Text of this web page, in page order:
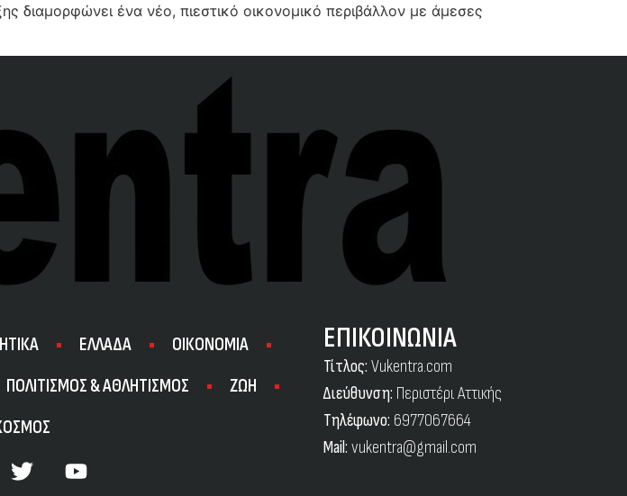
διαμορφώνει ένα νέο, πιεστικό οικονομικό περιβάλλον με άμεσες
ΕΛΛΑΔΑ
ΟΙΚΟΝΟΜΙΑ
ΠΟΛΙΤΙΣΜΟΣ & ΑΘΛΗΤΙΣΜΟΣ
ΖΩΗ
ΕΠΙΚΟΙΝΩΝΙΑ
Τίτλος: Vukentra.com
Διεύθυνση: Περιστέρι Αττικής
Τηλέφωνο: 6977067664
Mail: vukentra@gmail.com